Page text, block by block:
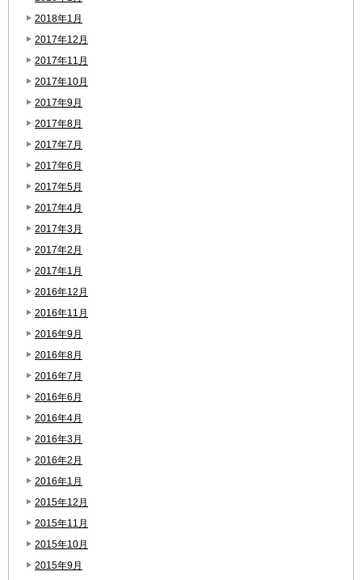
2018年1月
2017年12月
2017年11月
2017年10月
2017年9月
2017年8月
2017年7月
2017年6月
2017年5月
2017年4月
2017年3月
2017年2月
2017年1月
2016年12月
2016年11月
2016年9月
2016年8月
2016年7月
2016年6月
2016年4月
2016年3月
2016年2月
2016年1月
2015年12月
2015年11月
2015年10月
2015年9月